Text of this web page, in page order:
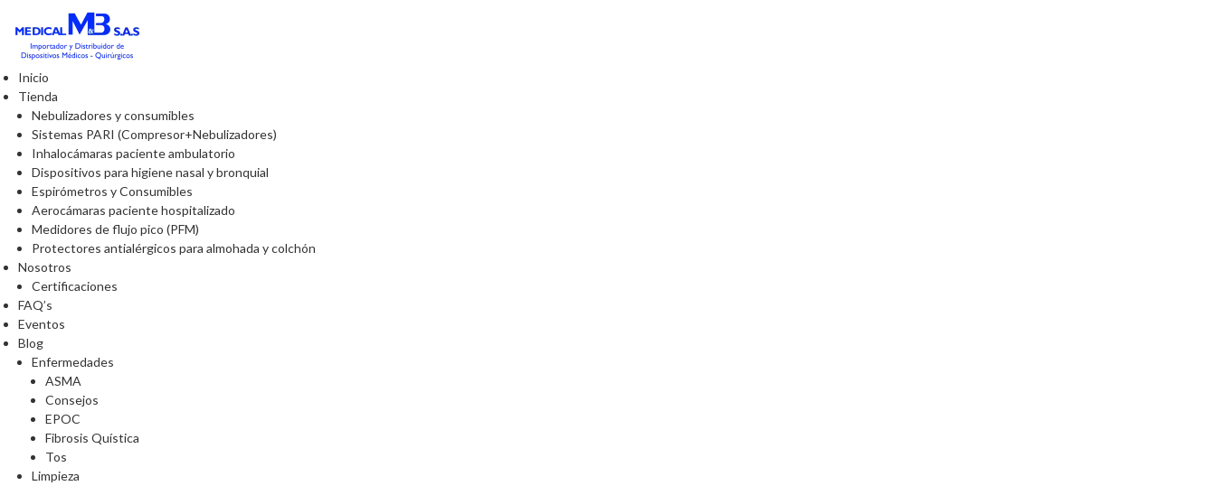
Inicio
Tienda
Nebulizadores y consumibles
Sistemas PARI (Compresor+Nebulizadores)
Inhalocámaras paciente ambulatorio
Dispositivos para higiene nasal y bronquial
Espirómetros y Consumibles
Aerocámaras paciente hospitalizado
Medidores de flujo pico (PFM)
Protectores antialérgicos para almohada y colchón
Nosotros
Certificaciones
FAQ’s
Eventos
Blog
Enfermedades
ASMA
Consejos
EPOC
Fibrosis Quística
Tos
Limpieza